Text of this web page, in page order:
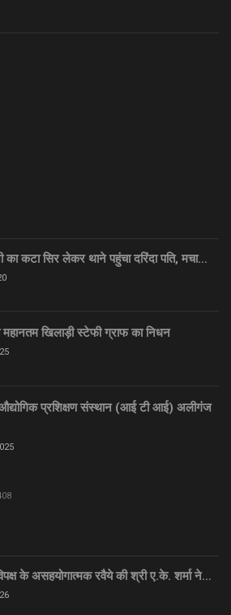
का कटा सिर लेकर थाने पहुंचा दरिंदा पति, मचा…
खिलाड़ी स्टेफी ग्राफ का निधन
प्रशिक्षण संस्थान (आई टी आई) अलीगंज
के असहयोगात्मक रवैये की श्री ए.के. शर्मा ने…